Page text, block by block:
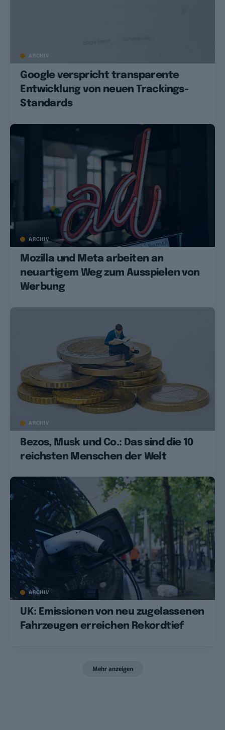
ARCHIV
Google verspricht transparente
Entwicklung von neuen Trackings-
Standards
ARCHIV
Mozilla und Meta arbeiten an
neuartigem Weg zum Ausspielen von
Werbung
ARCHIV
Bezos, Musk und Co.: Das sind die 10
reichsten Menschen der Welt
ARCHIV
UK: Emissionen von neu zugelassenen
Fahrzeugen erreichen Rekordtief
Mehr anzeigen